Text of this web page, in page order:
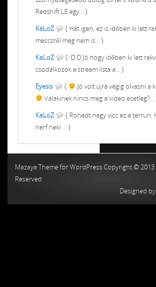
Redshift LE egy... }
KaLoZ
{ Hát igen, ez is időben ki lett
meccsről meg nem is... }
KaLoZ
{ :D:D Jó hogy időben ki lett
csodálkozok a stream lista a... }
Eyesis
{
Jó volt újra végig olvasni a
Valakinek nincs meg a video esetleg?...
KaLoZ
{ Rohadt nagy vicc ez a terrun.
nerf neki ... }
Mazaya Theme for WordPress Copyright © 2013
Reserved
Designed by